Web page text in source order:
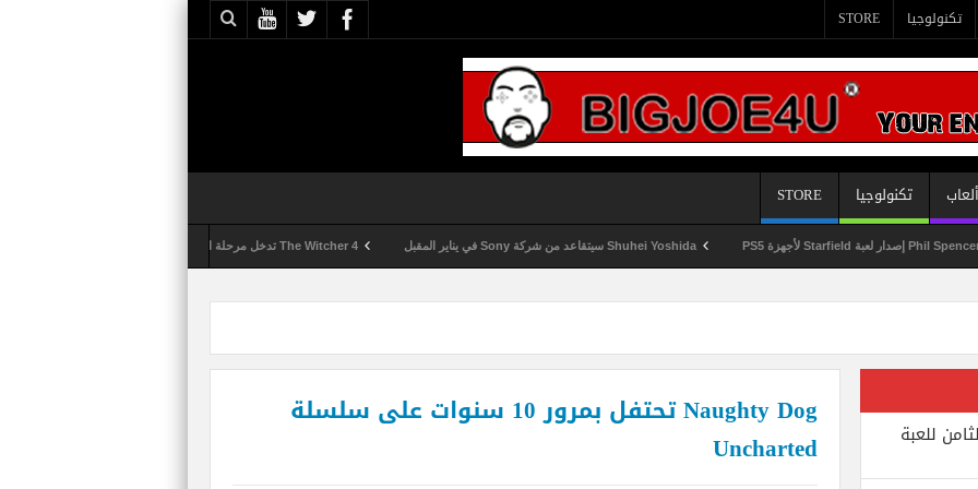
تكنولوجيا STORE
ألعاب تكنولوجيا
STORE
Shuhei Yoshida سيتقاعد من شركة Sony في يناير المقبل The Witcher 4 تدخل مرحلة الإنتاج الكامل
Naughty Dog تحتفل بمرور 10 سنوات على سلسلة
Uncharted
للعبة